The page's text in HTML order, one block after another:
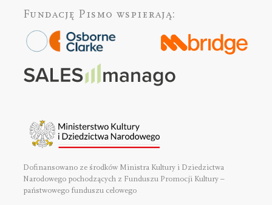
Fundację Pismo wspierają:
Dofinansowano ze środków Ministra Kultury i Dziedzictwa
Narodowego pochodzących z Funduszu Promocji Kultury –
państwowego funduszu celowego